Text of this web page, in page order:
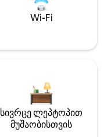
Wi-Fi
სივრცე ლეპტოპით
მუშაობისთვის